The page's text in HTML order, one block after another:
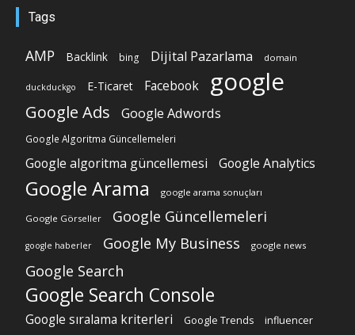
Tags
AMP Backlink bing Dijital Pazarlama domain
duckduckgo E-Ticaret Facebook google
Google Ads Google Adwords
Google Algoritma Güncellemeleri
Google algoritma güncellemesi Google Analytics
Google Arama google arama sonuçları
Google Görseller Google Güncellemeleri
google haberler Google My Business google news
Google Search
Google Search Console
Google sıralama kriterleri Google Trends influencer